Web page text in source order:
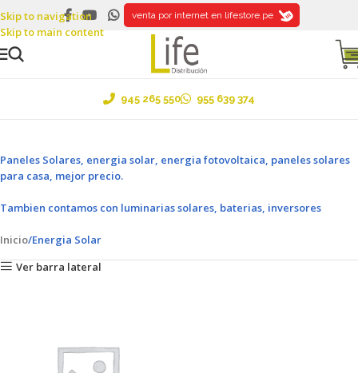
Skip to navigation
Skip to main content
Ventas al por mayor y menor ....¡Envíos a todo el Perú!
venta por internet en lifestore.pe
945 265 550 955 639 374
Paneles Solares, energia solar, energia fotovoltaica, paneles solares
para casa, mejor precio.
Tambien contamos con luminarias solares, baterias, inversores
Inicio Energia Solar
Ver barra lateral